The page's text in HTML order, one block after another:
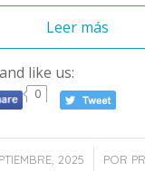
Leer más
like us:
0
2025
/ POR